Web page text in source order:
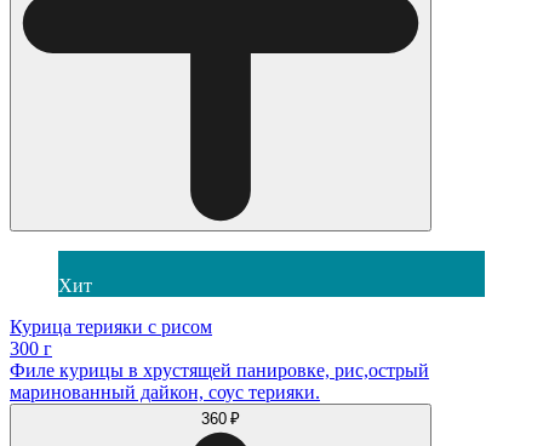
Хит
Курица терияки с рисом
300 г
Филе курицы в хрустящей панировке, рис,острый
маринованный дайкон, соус терияки.
360 ₽